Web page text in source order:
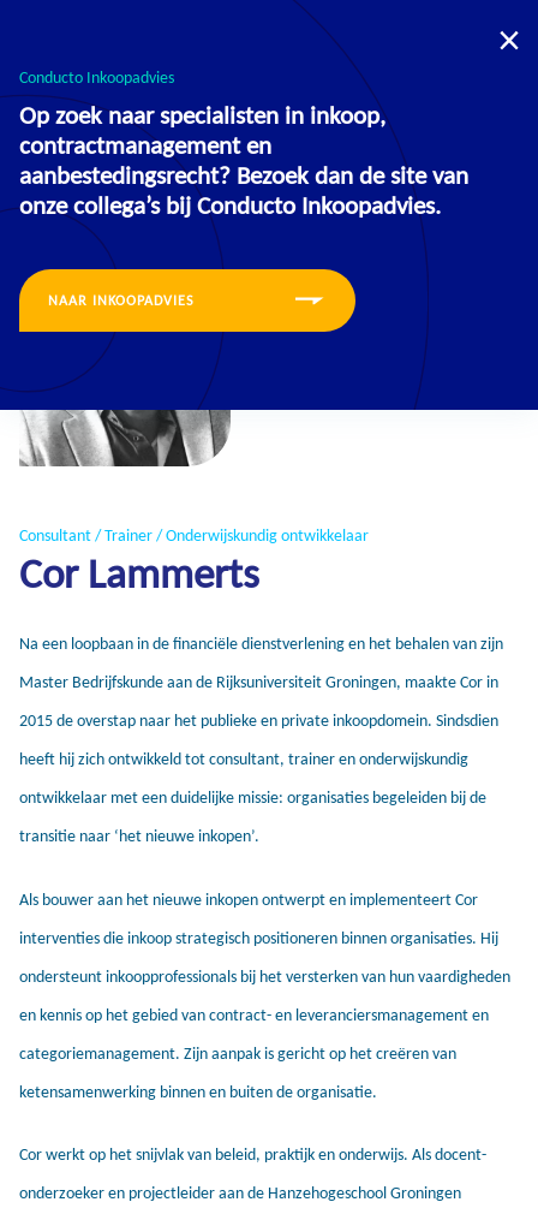
Inkoopadvies
Consultant / Trainer / Onderwijskundig ontwikkelaar
Cor Lammerts
Na een loopbaan in de financiële dienstverlening en het behalen van zijn
Master Bedrijfskunde aan de Rijksuniversiteit Groningen, maakte Cor in
2015 de overstap naar het publieke en private inkoopdomein. Sindsdien
heeft hij zich ontwikkeld tot consultant, trainer en onderwijskundig
ontwikkelaar met een duidelijke missie: organisaties begeleiden bij de
transitie naar ‘het nieuwe inkopen’.
Als bouwer aan het nieuwe inkopen ontwerpt en implementeert Cor
interventies die inkoop strategisch positioneren binnen organisaties. Hij
ondersteunt inkoopprofessionals bij het versterken van hun vaardigheden
en kennis op het gebied van contract- en leveranciersmanagement en
categoriemanagement. Zijn aanpak is gericht op het creëren van
ketensamenwerking binnen en buiten de organisatie.
Cor werkt op het snijvlak van beleid, praktijk en onderwijs. Als docent-
onderzoeker en projectleider aan de Hanzehogeschool Groningen
Conducto Inkoopadvies
Op zoek naar specialisten in inkoop,
contractmanagement en
aanbestedingsrecht? Bezoek dan de site van
onze collega’s bij Conducto Inkoopadvies.
NAAR INKOOPADVIES